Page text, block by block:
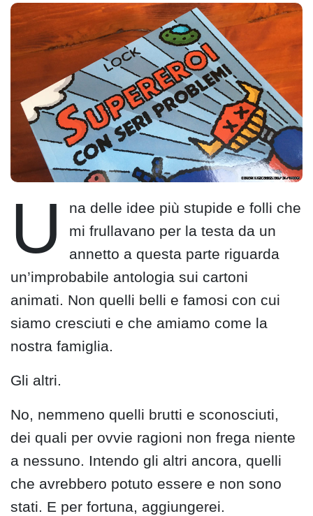
U
na delle idee più stupide e folli che
mi frullavano per la testa da un
annetto a questa parte riguarda
un’improbabile antologia sui cartoni
animati. Non quelli belli e famosi con cui
siamo cresciuti e che amiamo come la
nostra famiglia.
Gli altri.
No, nemmeno quelli brutti e sconosciuti,
dei quali per ovvie ragioni non frega niente
a nessuno. Intendo gli altri ancora, quelli
che avrebbero potuto essere e non sono
stati. E per fortuna, aggiungerei.